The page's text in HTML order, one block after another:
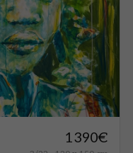
1390€